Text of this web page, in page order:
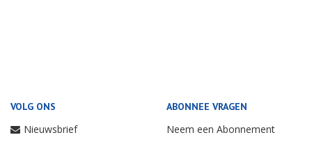
VOLG ONS
Nieuwsbrief
ABONNEE VRAGEN
Neem een Abonnement